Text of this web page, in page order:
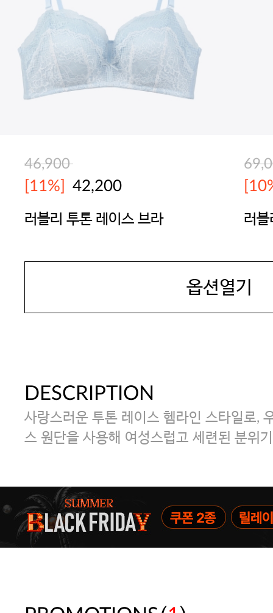
46,900
[11%] 42,200
러블리 투톤 레이스 브라 러블
옵션열기
DESCRIPTION
사랑스러운 투톤 레이스 헴라인 스타일로,
스 원단을 사용해 여성스럽고 세련된 분위